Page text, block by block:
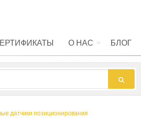
О НАС БЛОГ
датчики позиционирования